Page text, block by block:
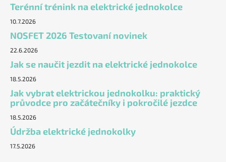
Terénní trénink na elektrické jednokolce
10.7.2026
NOSFET 2026 Testovaní novinek
22.6.2026
Jak se naučit jezdit na elektrické jednokolce
18.5.2026
Jak vybrat elektrickou jednokolku: praktický
průvodce pro začátečníky i pokročilé jezdce
18.5.2026
Údržba elektrické jednokolky
17.5.2026